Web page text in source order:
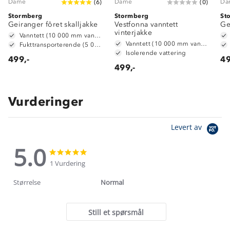
(6)
Stormberg
Geiranger fôret skalljakke
499,-
(0)
Stormberg
Vestfonna vanntett
vinterjakke
Isolerende vattering
499,-
Vurderinger
Levert av
5.0
5.0
star
rating
1 Vurdering
Størrelse Normal
Still et spørsmål